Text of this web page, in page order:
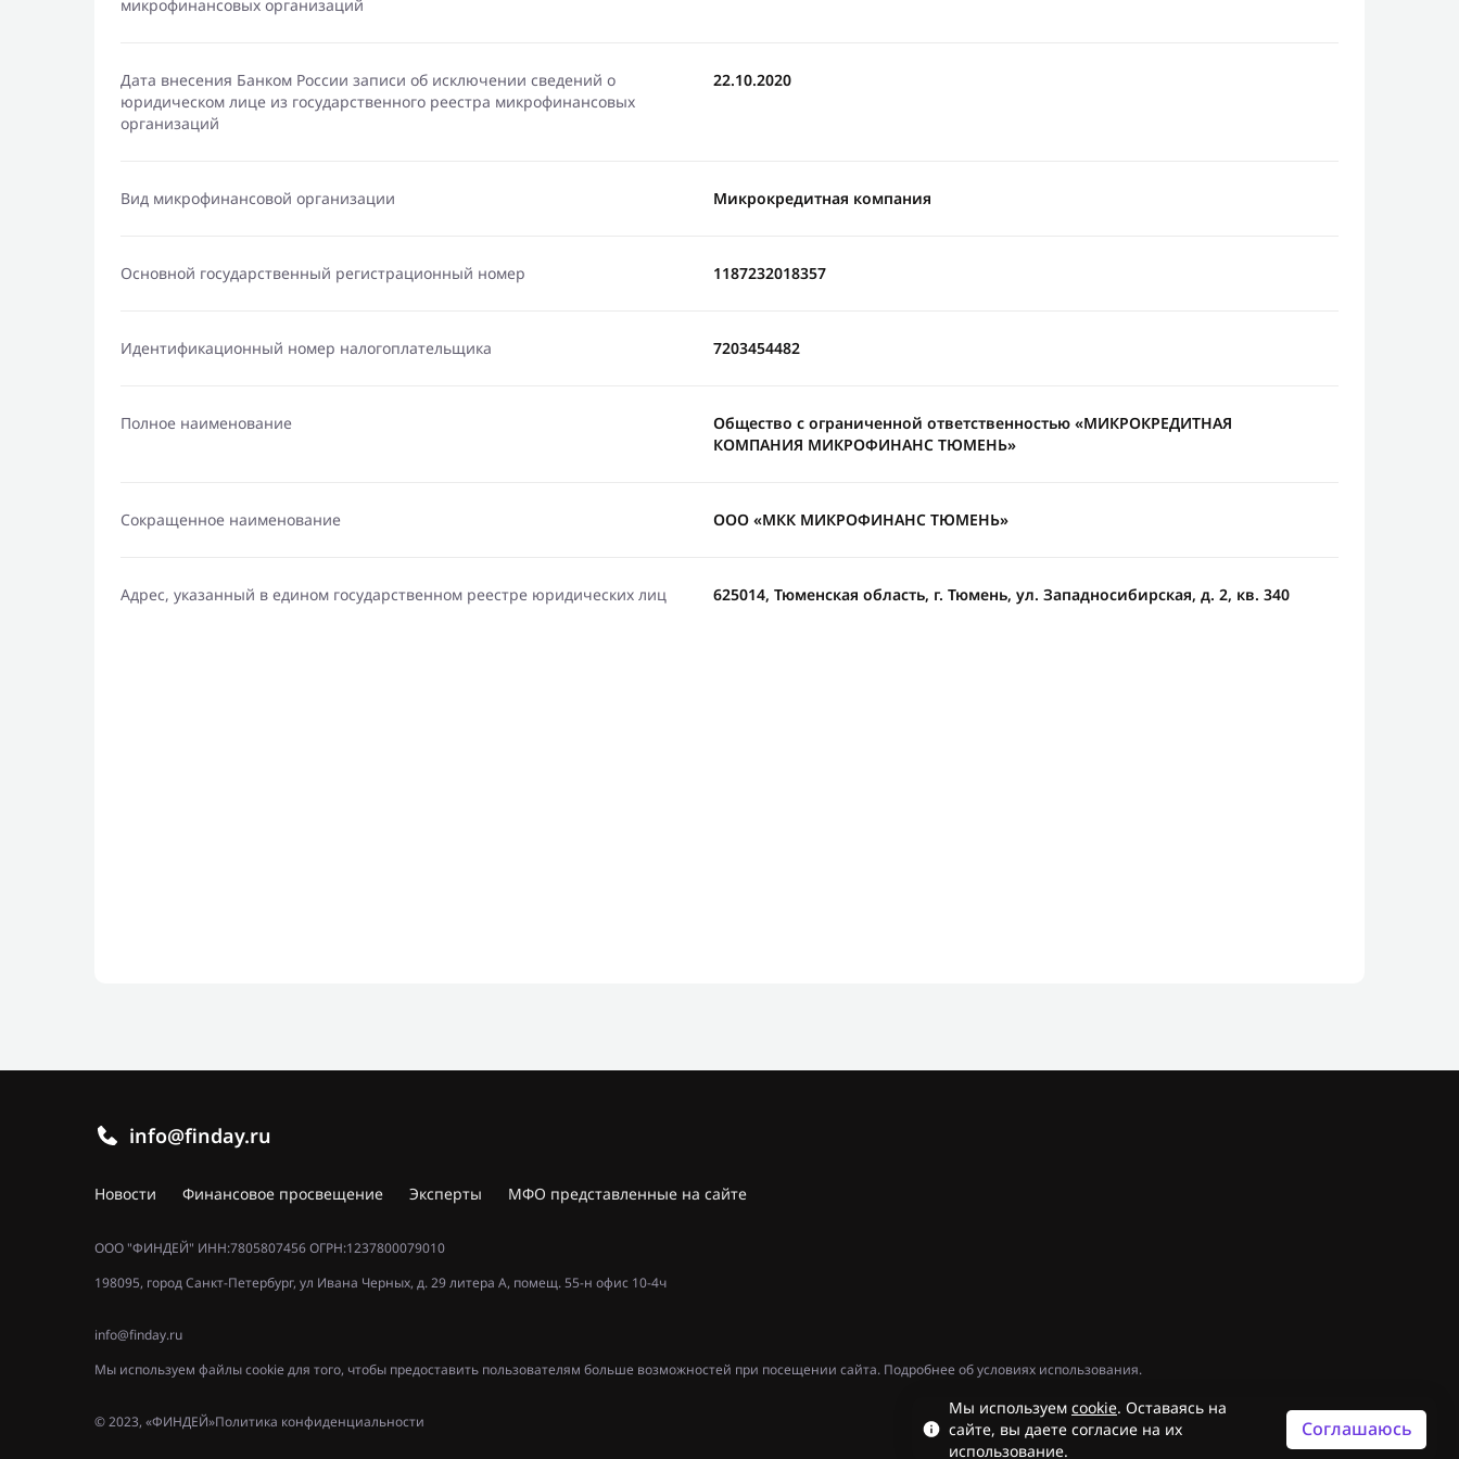
микрофинансовых организаций
Дата внесения Банком России записи об исключении сведений о
юридическом лице из государственного реестра микрофинансовых
организаций
22.10.2020
Вид микрофинансовой организации Микрокредитная компания
Основной государственный регистрационный номер 1187232018357
Идентификационный номер налогоплательщика 7203454482
Полное наименование
Общество с ограниченной ответственностью «МИКРОКРЕДИТНАЯ
КОМПАНИЯ МИКРОФИНАНС ТЮМЕНЬ»
Сокращенное наименование ООО «МКК МИКРОФИНАНС ТЮМЕНЬ»
Адрес, указанный в едином государственном реестре юридических лиц 625014, Тюменская область, г. Тюмень, ул. Западносибирская, д. 2, кв. 340
info@finday.ru
Новости Финансовое просвещение Эксперты МФО представленные на сайте
ООО "ФИНДЕЙ" ИНН:7805807456 ОГРН:1237800079010
198095, город Санкт-Петербург, ул Ивана Черных, д. 29 литера А, помещ. 55-н офис 10-4ч
info@finday.ru
Мы используем файлы cookie для того, чтобы предоставить пользователям больше возможностей при посещении сайта. Подробнее об условиях использования.
Политика конфиденциальности
© 2023, «ФИНДЕЙ»
Мы используем cookie. Оставаясь на
сайте, вы даете согласие на их
использование.
Соглашаюсь